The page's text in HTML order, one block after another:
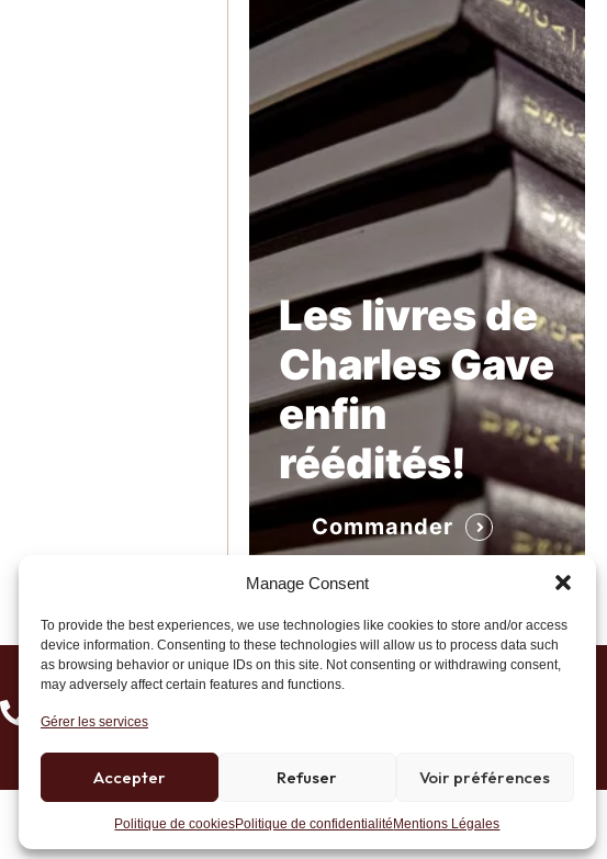
Manage Consent
To provide the best experiences, we use technologies like cookies to store and/or access
device information. Consenting to these technologies will allow us to process data such
as browsing behavior or unique IDs on this site. Not consenting or withdrawing consent,
may adversely affect certain features and functions.
Gérer les services
Accepter Refuser Voir préférences
Politique de cookiesPolitique de confidentialité Mentions Légales
Les livres de
Charles Gave
enfin
réédités!
Commander
+33 (0)1 71 20 45 39
Site développé par AK Web Solutions